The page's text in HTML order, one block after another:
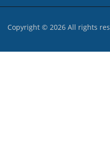
Copyright © 2026 All rights